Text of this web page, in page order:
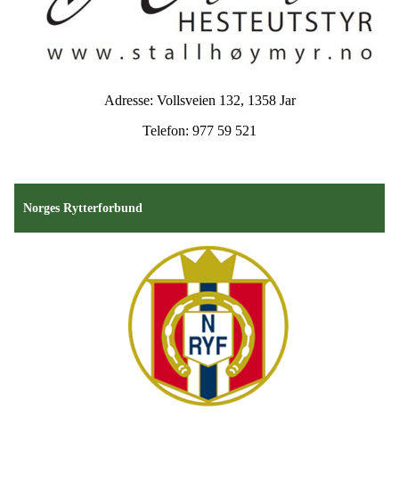
Adresse: Vollsveien 132, 1358 Jar
Telefon: 977 59 521
Norges Rytterforbund